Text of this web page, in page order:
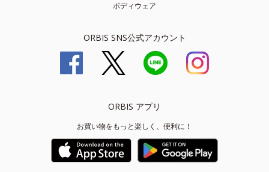
ボディウェア
ORBIS SNS公式アカウント
ORBIS アプリ
お買い物をもっと楽しく、便利に！